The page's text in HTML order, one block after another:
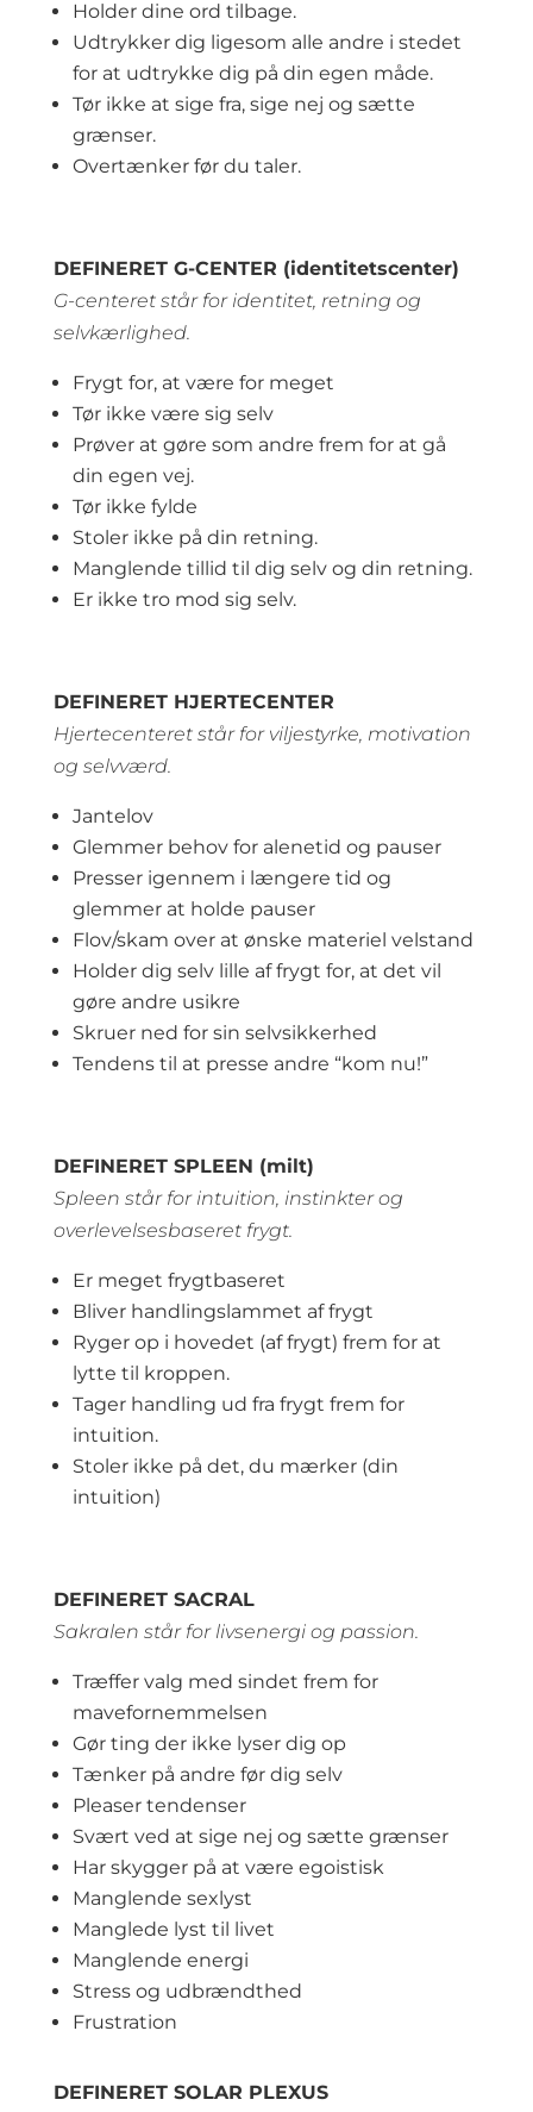
Holder dine ord tilbage.
Udtrykker dig ligesom alle andre i stedet
for at udtrykke dig på din egen måde.
Tør ikke at sige fra, sige nej og sætte
grænser.
Overtænker før du taler.
DEFINERET G-CENTER (identitetscenter)
G-centeret står for identitet, retning og
selvkærlighed.
Frygt for, at være for meget
Tør ikke være sig selv
Prøver at gøre som andre frem for at gå
din egen vej.
Tør ikke fylde
Stoler ikke på din retning.
Manglende tillid til dig selv og din retning.
Er ikke tro mod sig selv.
DEFINERET HJERTECENTER
Hjertecenteret står for viljestyrke, motivation
og selvværd.
Jantelov
Glemmer behov for alenetid og pauser
Presser igennem i længere tid og
glemmer at holde pauser
Flov/skam over at ønske materiel velstand
Holder dig selv lille af frygt for, at det vil
gøre andre usikre
Skruer ned for sin selvsikkerhed
Tendens til at presse andre “kom nu!”
DEFINERET SPLEEN (milt)
Spleen står for intuition, instinkter og
overlevelsesbaseret frygt.
Er meget frygtbaseret
Bliver handlingslammet af frygt
Ryger op i hovedet (af frygt) frem for at
lytte til kroppen.
Tager handling ud fra frygt frem for
intuition.
Stoler ikke på det, du mærker (din
intuition)
DEFINERET SACRAL
Sakralen står for livsenergi og passion.
Træffer valg med sindet frem for
mavefornemmelsen
Gør ting der ikke lyser dig op
Tænker på andre før dig selv
Pleaser tendenser
Svært ved at sige nej og sætte grænser
Har skygger på at være egoistisk
Manglende sexlyst
Manglede lyst til livet
Manglende energi
Stress og udbrændthed
Frustration
DEFINERET SOLAR PLEXUS